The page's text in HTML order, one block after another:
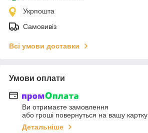
Укрпошта
Самовивіз
Всі умови доставки
Умови оплати
Ви отримаєте замовлення
або гроші повернуться на вашу картку
Детальніше